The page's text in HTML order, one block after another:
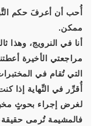
أُحب أن أعرفَ حكم
ممكن.
أنا في النرويج،
مراجعتي الأخيرة
التي تُقام في
أُقرِّر في النِّهاية إذا
لغرض إجراء بحوثٍ
فالمشيمة تُرمى